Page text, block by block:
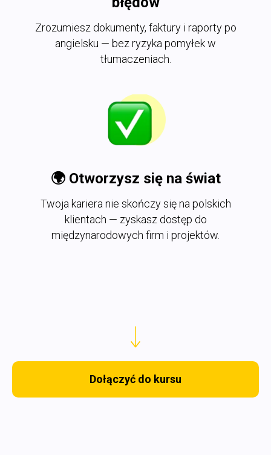
Zrozumiesz dokumenty, faktury i raporty po
angielsku — bez ryzyka pomyłek w
tłumaczeniach.
🌍 Otworzysz się na świat
Twoja kariera nie skończy się na polskich
klientach — zyskasz dostęp do
międzynarodowych firm i projektów.
Dołączyć do kursu